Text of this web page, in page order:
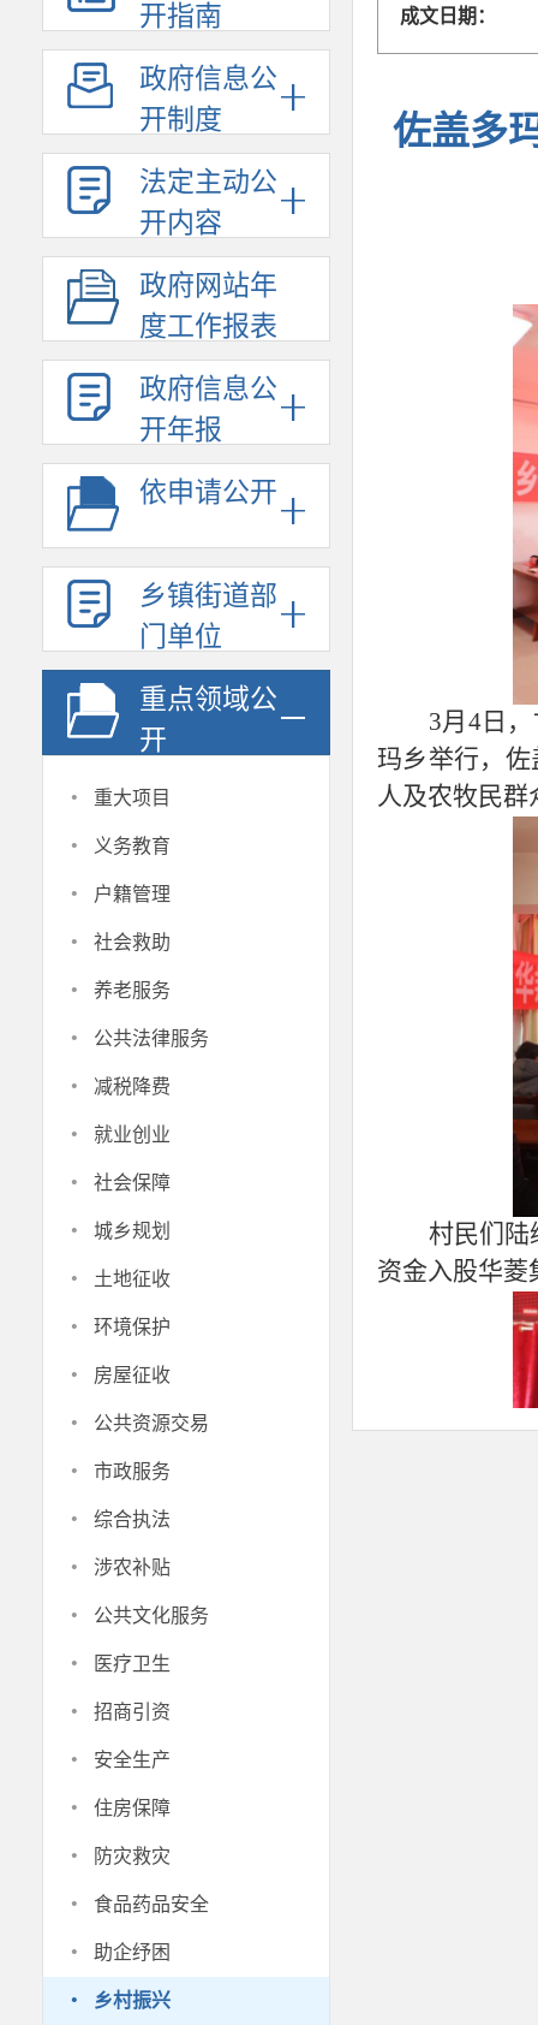
开指南
政府信息公
开制度
法定主动公
开内容
政府网站年
度工作报表
政府信息公
开年报
依申请公开
乡镇街道部
门单位
重点领域公
开
· 重大项目
· 义务教育
· 户籍管理
· 社会救助
· 养老服务
· 公共法律服务
· 减税降费
· 就业创业
· 社会保障
· 城乡规划
· 土地征收
· 环境保护
· 房屋征收
· 公共资源交易
· 市政服务
· 综合执法
· 涉农补贴
· 公共文化服务
· 医疗卫生
· 招商引资
· 安全生产
· 住房保障
· 防灾救灾
· 食品药品安全
· 助企纾困
· 乡村振兴
成文日期：
佐盖多
3月4日
玛乡举行，
人及农牧民群
村民们陆
资金入股华菱